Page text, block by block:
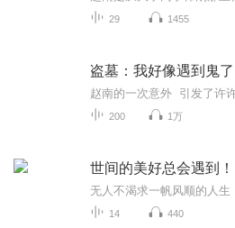
29 1455
盗墓：我好像遇到鬼了
200 1万
世间的美好总会遇到！
14 440